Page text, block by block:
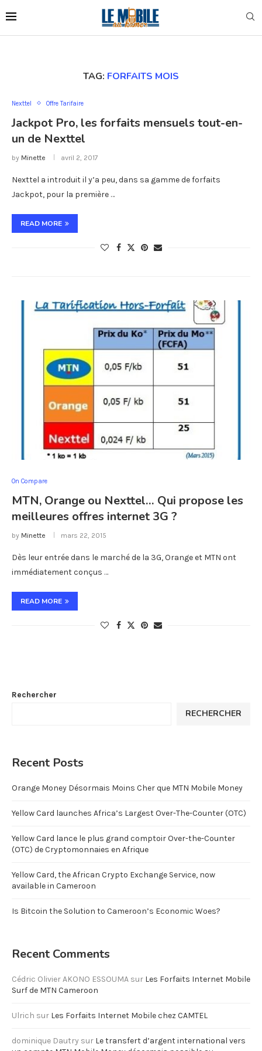
TAG: FORFAITS MOIS
Nexttel Offre Tarifaire
Jackpot Pro, les forfaits mensuels tout-en-
un de Nexttel
by Minette avril 2, 2017
Nexttel a introduit il y’a peu, dans sa gamme de forfaits
Jackpot, pour la première …
READ MORE
On Compare
MTN, Orange ou Nexttel… Qui propose les
meilleures offres internet 3G ?
by Minette mars 22, 2015
Dès leur entrée dans le marché de la 3G, Orange et MTN ont
immédiatement conçus …
READ MORE
Rechercher
RECHERCHER
Recent Posts
Orange Money Désormais Moins Cher que MTN Mobile Money
Yellow Card launches Africa’s Largest Over-The-Counter (OTC)
Yellow Card lance le plus grand comptoir Over-the-Counter
(OTC) de Cryptomonnaies en Afrique
Yellow Card, the African Crypto Exchange Service, now
available in Cameroon
Is Bitcoin the Solution to Cameroon’s Economic Woes?
Recent Comments
Cédric Olivier AKONO ESSOUMA sur Les Forfaits Internet Mobile
Surf de MTN Cameroon
Ulrich sur Les Forfaits Internet Mobile chez CAMTEL
dominique Dautry sur Le transfert d’argent international vers